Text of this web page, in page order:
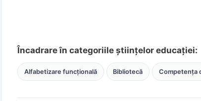
Încadrare în categoriile științelor educației:
Alfabetizare funcțională Bibliotecă Competența